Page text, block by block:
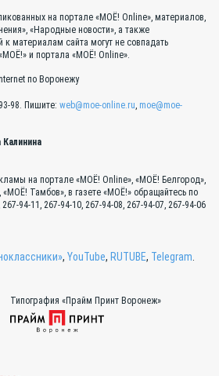
на портале «МОЁ! Online», материалов,
«Народные новости», а также
материалам сайта могут не совпадать
и портала «МОЁ! Online».
по Воронежу
98. Пишите: web@moe-online.ru, moe@moe-
Калинина
на портале «МОЁ! Online», «МОЁ! Белгород»,
Тамбов», в газете «МОЁ!» обращайтесь по
94-11, 267-94-10, 267-94-08, 267-94-07, 267-94-06
, YouTube, RUTUBE, Telegram.
Типография «Прайм Принт Воронеж»